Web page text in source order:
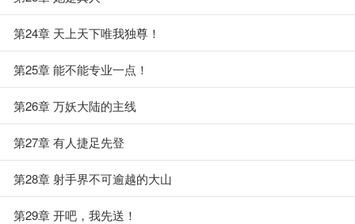
第24章 天上天下唯我独尊！
第25章 能不能专业一点！
第26章 万妖大陆的主线
第27章 有人捷足先登
第28章 射手界不可逾越的大山
第29章 开吧，我先送！